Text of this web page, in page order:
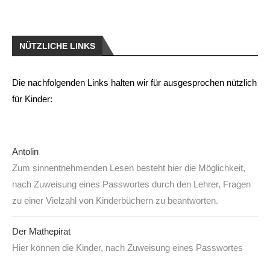
NÜTZLICHE LINKS
Die nachfolgenden Links halten wir für ausgesprochen nützlich
für Kinder:
Antolin
Zum sinnentnehmenden Lesen besteht hier die Möglichkeit,
nach Zuweisung eines Passwortes durch den Lehrer, Fragen
zu einer Vielzahl von Kinderbüchern zu beantworten.
Der Mathepirat
Hier können die Kinder, nach Zuweisung eines Passwortes